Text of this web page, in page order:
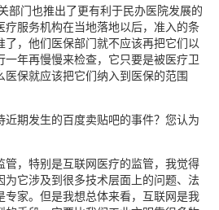
部门也推出了更有利于民办医院发展的
服务机构在当地落地以后，准入的条
，他们医保部门就不应该再把它们以
年再慢慢来检查，它只要是被医疗卫
保就应该把它们纳入到医保的范围
近期发生的百度卖贴吧的事件？您认为
管，特别是互联网医疗的监管，我觉得
它涉及到很多技术层面上的问题、法
家。但是我想总体来看，互联网是我